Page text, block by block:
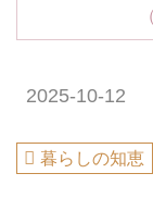
（
2025-10-12
暮らしの知恵